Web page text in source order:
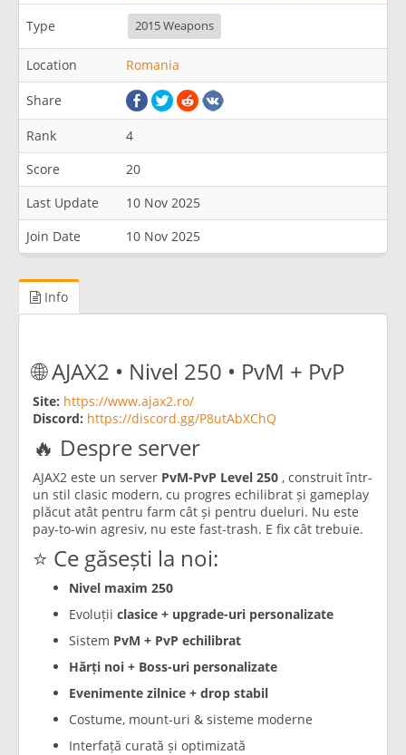
Type 2015 Weapons
Location Romania
Share
Rank
4
Score
20
Last Update
10 Nov 2025
Join Date
10 Nov 2025
Info
🌐 AJAX2 • Nivel 250 • PvM + PvP
Site: https://www.ajax2.ro/
Discord: https://discord.gg/P8utAbXChQ
🔥 Despre server
AJAX2 este un server PvM-PvP Level 250 , construit într-
un stil clasic modern, cu progres echilibrat și gameplay
plăcut atât pentru farm cât și pentru dueluri. Nu este
pay-to-win agresiv, nu este fast-trash. E fix cât trebuie.
⭐ Ce găsești la noi:
Nivel maxim 250
Evoluții clasice + upgrade-uri personalizate
Sistem PvM + PvP echilibrat
Hărți noi + Boss-uri personalizate
Evenimente zilnice + drop stabil
Costume, mount-uri & sisteme moderne
Interfață curată și optimizată